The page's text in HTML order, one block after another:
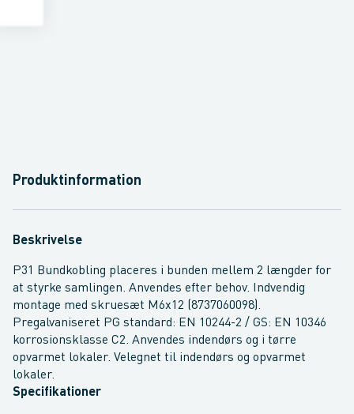
Produktinformation
Beskrivelse
P31 Bundkobling placeres i bunden mellem 2 længder for
at styrke samlingen. Anvendes efter behov. Indvendig
montage med skruesæt M6x12 (8737060098).
Pregalvaniseret PG standard: EN 10244-2 / GS: EN 10346
korrosionsklasse C2. Anvendes indendørs og i tørre
opvarmet lokaler. Velegnet til indendørs og opvarmet
lokaler.
Specifikationer